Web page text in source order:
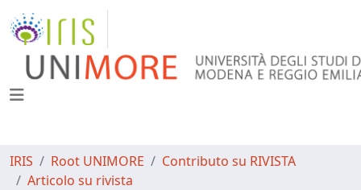
IRIS Root UNIMORE
Contributo su RIVISTA
Articolo su rivista